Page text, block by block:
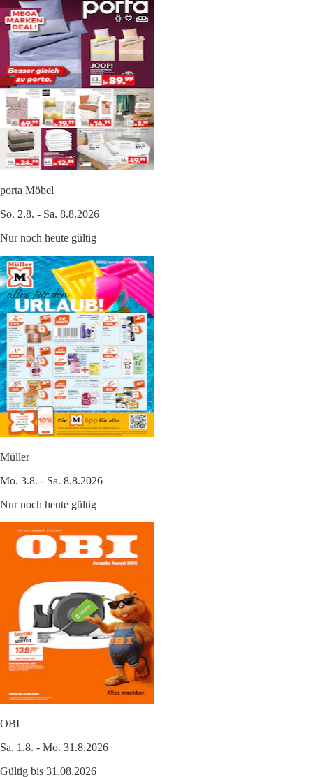
porta Möbel
So. 2.8. - Sa. 8.8.2026
Nur noch heute gültig
Müller
Mo. 3.8. - Sa. 8.8.2026
Nur noch heute gültig
OBI
Sa. 1.8. - Mo. 31.8.2026
Gültig bis 31.08.2026